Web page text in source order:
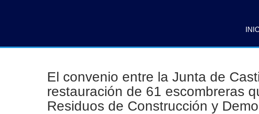
El convenio entre la Junta de
restauración de 61 escombreras
Residuos de Construcción y